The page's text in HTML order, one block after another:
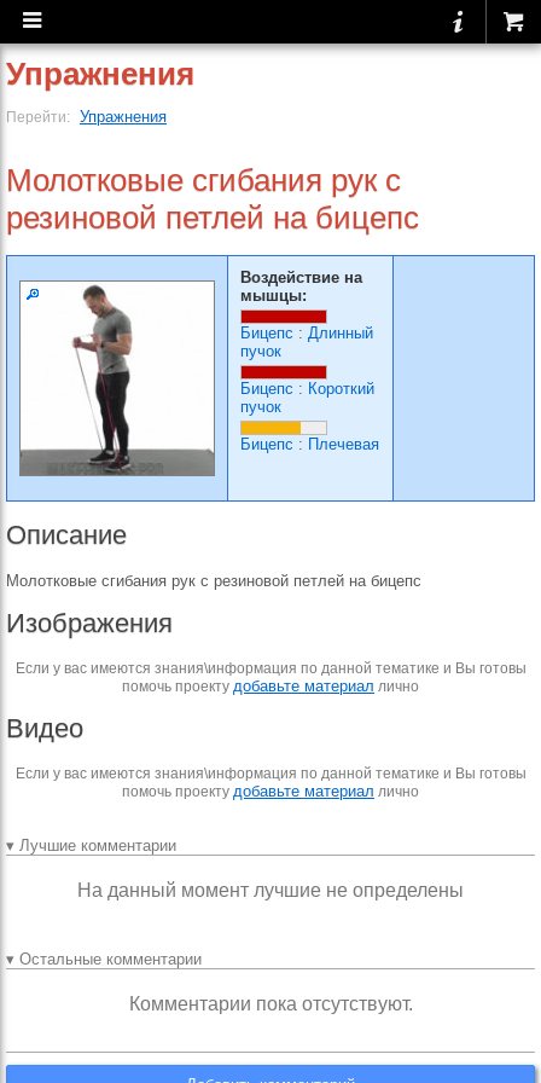
Упражнения
Перейти: Упражнения
Молотковые сгибания рук с
резиновой петлей на бицепс
Воздействие на
мышцы:
Бицепс : Длинный
пучок
Бицепс : Короткий
пучок
Бицепс : Плечевая
Описание
Молотковые сгибания рук с резиновой петлей на бицепс
Изображения
Если у вас имеются знания\информация по данной тематике и Вы готовы
помочь проекту добавьте материал лично
Видео
Если у вас имеются знания\информация по данной тематике и Вы готовы
помочь проекту добавьте материал лично
▾ Лучшие комментарии
На данный момент лучшие не определены
▾ Остальные комментарии
Комментарии пока отсутствуют.